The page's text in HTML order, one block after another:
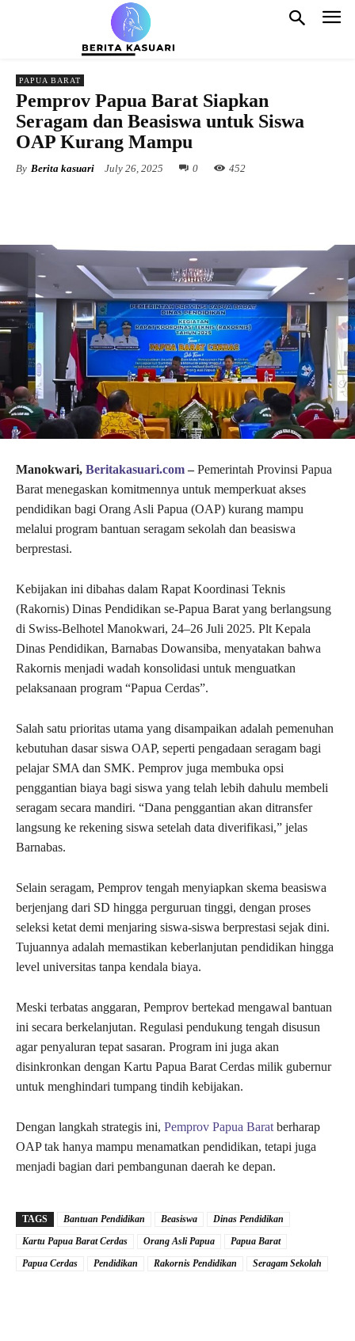
PAPUA BARAT
Pemprov Papua Barat Siapkan
Seragam dan Beasiswa untuk Siswa
OAP Kurang Mampu
By Berita kasuari July 26, 2025 0 452
Manokwari, Beritakasuari.com–Pemerintah Provinsi Papua
Barat menegaskan komitmennya untuk memperkuat akses
pendidikan bagi Orang Asli Papua (OAP) kurang mampu
melalui program bantuan seragam sekolah dan beasiswa
berprestasi.
Kebijakan ini dibahas dalam Rapat Koordinasi Teknis
(Rakornis) Dinas Pendidikan se-Papua Barat yang berlangsung
di Swiss-Belhotel Manokwari, 24–26 Juli 2025. Plt Kepala
Dinas Pendidikan, Barnabas Dowansiba, menyatakan bahwa
Rakornis menjadi wadah konsolidasi untuk menguatkan
pelaksanaan program “Papua Cerdas”.
Salah satu prioritas utama yang disampaikan adalah pemenuhan
kebutuhan dasar siswa OAP, seperti pengadaan seragam bagi
pelajar SMA dan SMK. Pemprov juga membuka opsi
penggantian biaya bagi siswa yang telah lebih dahulu membeli
seragam secara mandiri. “Dana penggantian akan ditransfer
langsung ke rekening siswa setelah data diverifikasi,” jelas
Barnabas.
Selain seragam, Pemprov tengah menyiapkan skema beasiswa
berjenjang dari SD hingga perguruan tinggi, dengan proses
seleksi ketat demi menjaring siswa-siswa berprestasi sejak dini.
Tujuannya adalah memastikan keberlanjutan pendidikan hingga
level universitas tanpa kendala biaya.
Meski terbatas anggaran, Pemprov bertekad mengawal bantuan
ini secara berkelanjutan. Regulasi pendukung tengah disusun
agar penyaluran tepat sasaran. Program ini juga akan
disinkronkan dengan Kartu Papua Barat Cerdas milik gubernur
untuk menghindari tumpang tindih kebijakan.
Dengan langkah strategis ini, Pemprov Papua Barat berharap
OAP tak hanya mampu menamatkan pendidikan, tetapi juga
menjadi bagian dari pembangunan daerah ke depan.
TAGS Bantuan Pendidikan Beasiswa
Dinas Pendidikan
Kartu Papua Barat Cerdas
Orang Asli Papua
Papua Barat
Papua Cerdas
Pendidikan Rakornis Pendidikan Seragam Sekolah